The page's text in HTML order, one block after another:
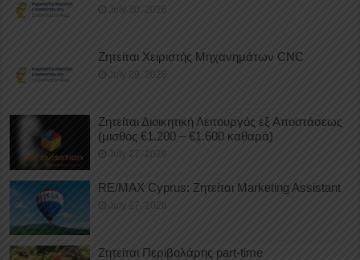
July 30, 2026
Ζητείται Χειριστής Μηχανημάτων CNC
July 29, 2026
Ζητείται Διοικητική Λειτουργός εξ Αποστάσεως
(μισθός €1.200 – €1.600 καθαρά)
July 27, 2026
RE/MAX Cyprus: Ζητείται Marketing Assistant
July 27, 2026
Ζητείται Περιβολάρης part-time